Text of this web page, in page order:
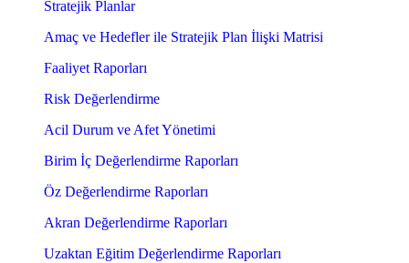
Stratejik Planlar
Amaç ve Hedefler ile Stratejik Plan İlişki Matrisi
Faaliyet Raporları
Risk Değerlendirme
Acil Durum ve Afet Yönetimi
Birim İç Değerlendirme Raporları
Öz Değerlendirme Raporları
Akran Değerlendirme Raporları
Uzaktan Eğitim Değerlendirme Raporları